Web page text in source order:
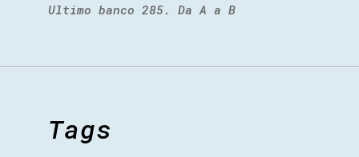
Ultimo banco 285. Da A a B
Tags